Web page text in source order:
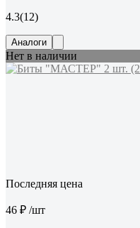
4.3(12)
Аналоги
Нет в наличии
Последняя цена
46 ₽ /шт